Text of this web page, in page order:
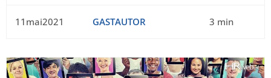
11mai2021 GASTAUTOR 3 min